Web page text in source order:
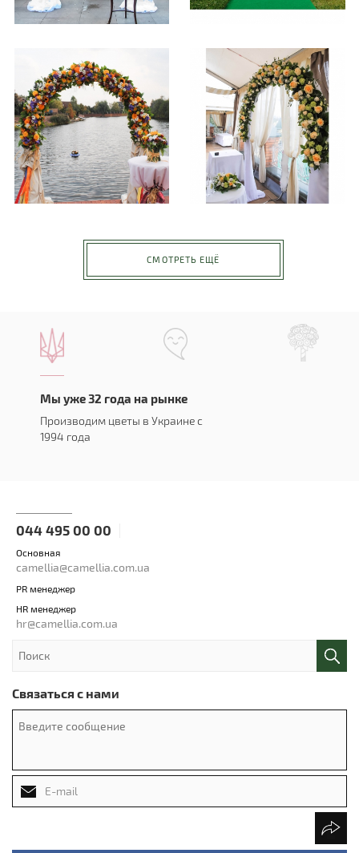
СМОТРЕТЬ ЕЩЁ
Мы уже 32 года на рынке
Производим цветы в Украине с
1994 года
044 495 00 00
Основная
camellia@camellia.com.ua
PR менеджер
HR менеджер
hr@camellia.com.ua
Связаться с нами